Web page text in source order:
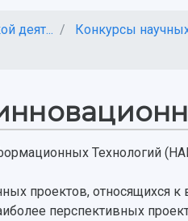
деят... Конкурсы
Технологий
проектов, относящихся
перспективных